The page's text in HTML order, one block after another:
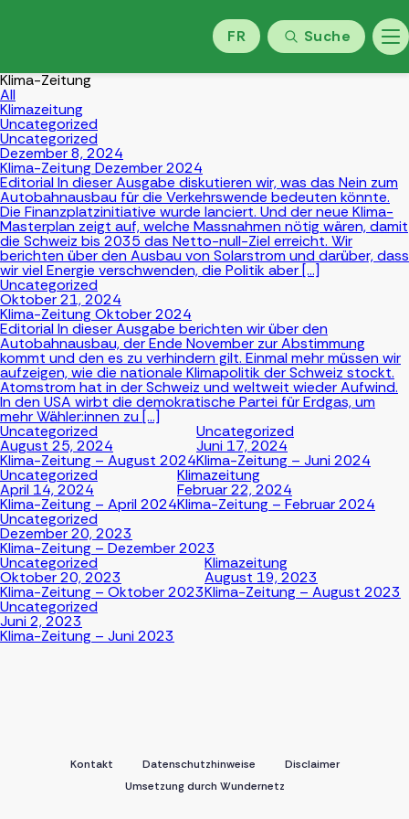
FR Suche
Klima-Zeitung
All
Klimazeitung
Uncategorized
Uncategorized
Dezember 8, 2024
Klima-Zeitung Dezember 2024
Editorial In dieser Ausgabe diskutieren wir, was das Nein zum
Autobahnausbau für die Verkehrswende bedeuten könnte.
Die Finanzplatzinitiative wurde lanciert. Und der neue Klima-
Masterplan zeigt auf, welche Massnahmen nötig wären, damit
die Schweiz bis 2035 das Netto-null-Ziel erreicht. Wir
berichten über den Ausbau von Solarstrom und darüber, dass
wir viel Energie verschwenden, die Politik aber […]
Uncategorized
Oktober 21, 2024
Klima-Zeitung Oktober 2024
Editorial In dieser Ausgabe berichten wir über den
Autobahnausbau, der Ende November zur Abstimmung
kommt und den es zu verhindern gilt. Einmal mehr müssen wir
aufzeigen, wie die nationale Klimapolitik der Schweiz stockt.
Atomstrom hat in der Schweiz und weltweit wieder Aufwind.
In den USA wirbt die demokratische Partei für Erdgas, um
mehr Wähler:innen zu […]
Uncategorized
August 25, 2024
Klima-Zeitung – August 2024
Uncategorized
Juni 17, 2024
Klima-Zeitung – Juni 2024
Uncategorized
April 14, 2024
Klima-Zeitung – April 2024
Klimazeitung
Februar 22, 2024
Klima-Zeitung – Februar 2024
Uncategorized
Dezember 20, 2023
Klima-Zeitung – Dezember 2023
Uncategorized
Oktober 20, 2023
Klima-Zeitung – Oktober 2023
Klimazeitung
August 19, 2023
Klima-Zeitung – August 2023
Uncategorized
Juni 2, 2023
Klima-Zeitung – Juni 2023
Kontakt Datenschutzhinweise
Disclaimer
Umsetzung durch Wundernetz